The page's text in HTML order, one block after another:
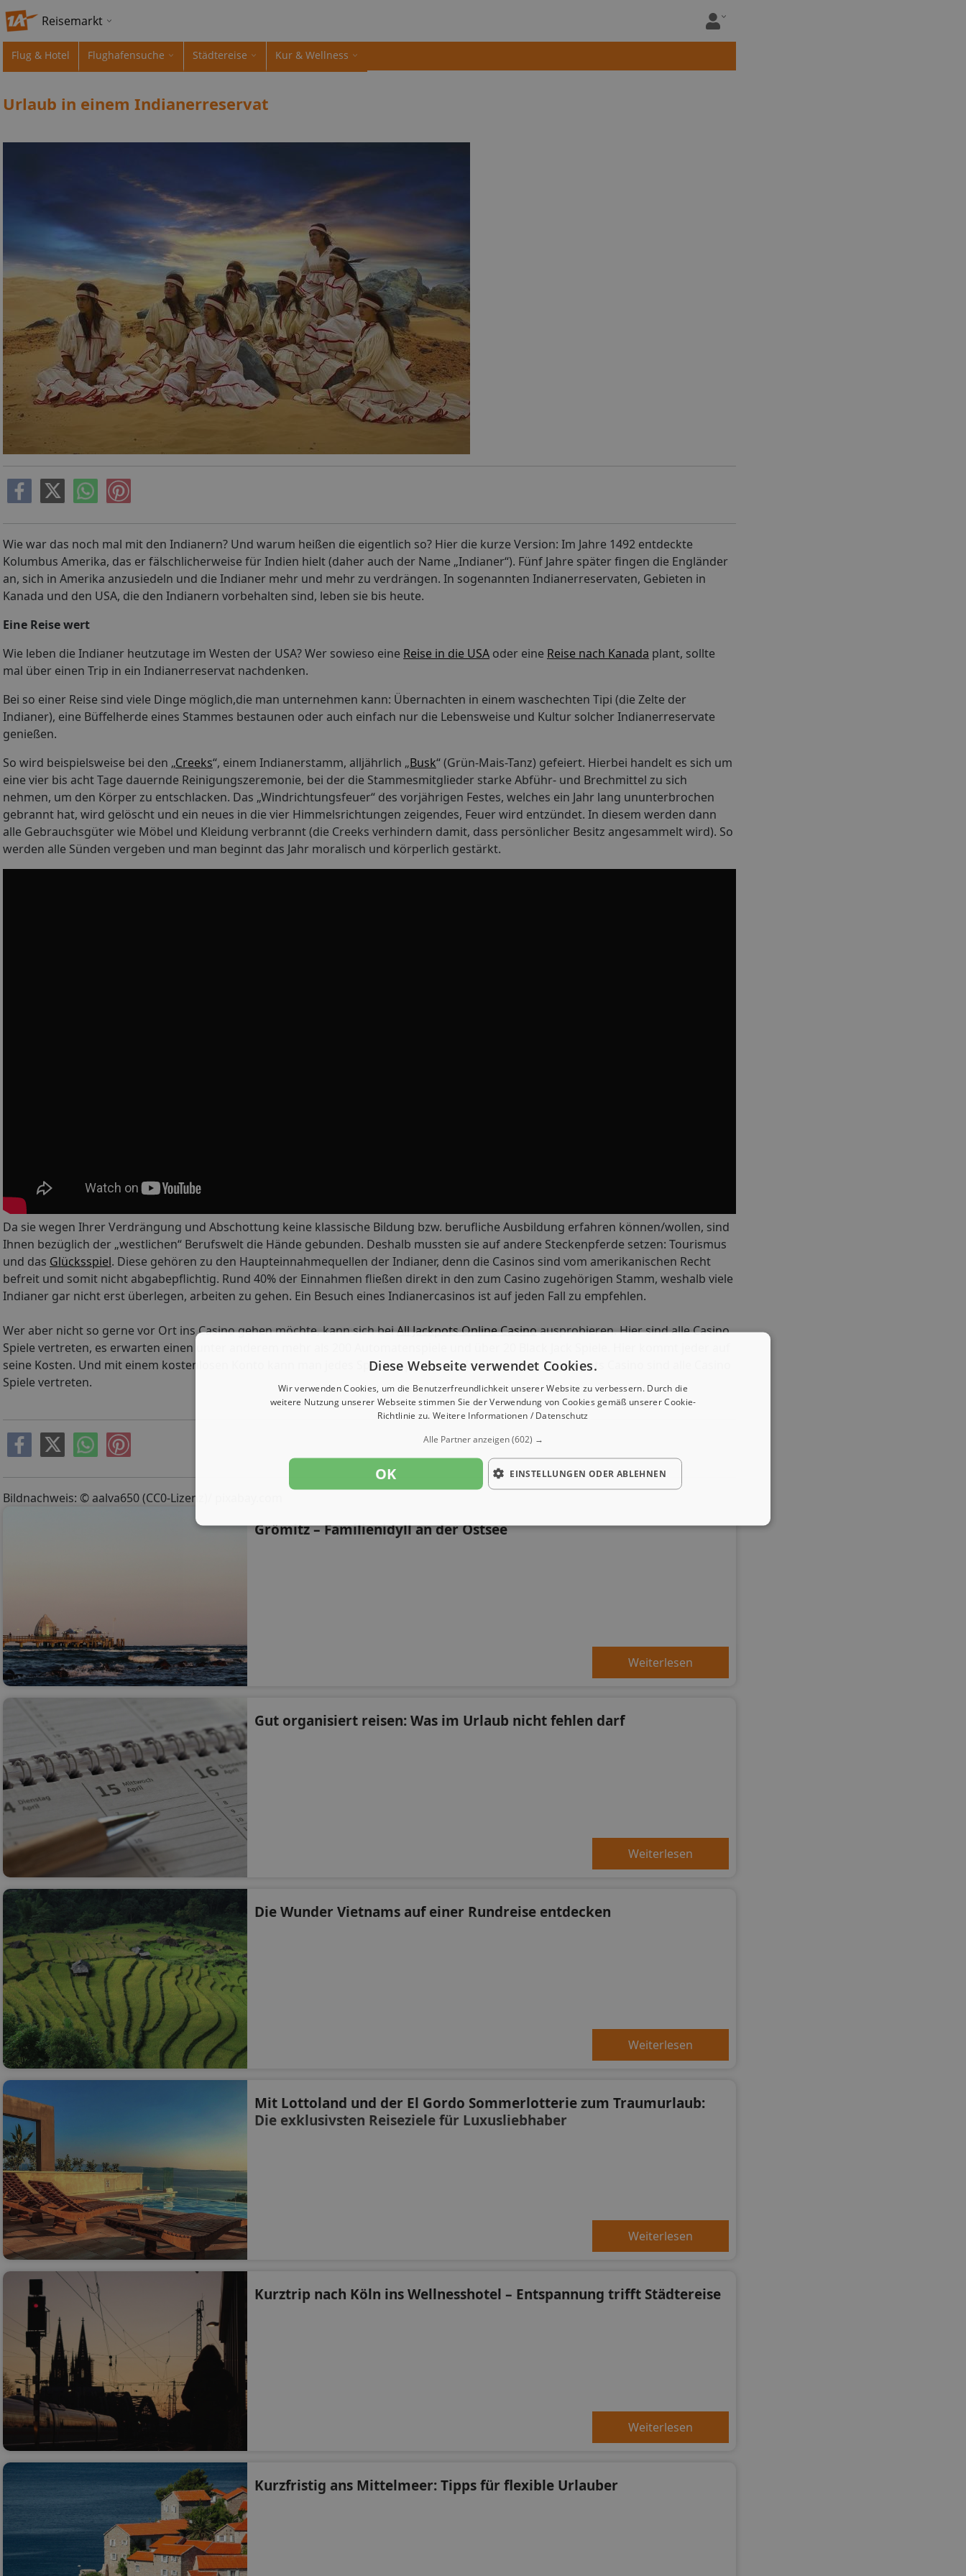
Reisemarkt
Flug & Hotel Flughafensuche Städtereise Kur & Wellness
Urlaub in einem Indianerreservat
Wie war das noch mal mit den Indianern? Und warum heißen die eigentlich so? Hier die kurze Version: Im Jahre 1492 entdeckte
Kolumbus Amerika, das er fälschlicherweise für Indien hielt (daher auch der Name „Indianer“). Fünf Jahre später fingen die Engländer
an, sich in Amerika anzusiedeln und die Indianer mehr und mehr zu verdrängen. In sogenannten Indianerreservaten, Gebieten in
Kanada und den USA, die den Indianern vorbehalten sind, leben sie bis heute.
Eine Reise wert
Wie leben die Indianer heutzutage im Westen der USA? Wer sowieso eine Reise in die USA oder eine Reise nach Kanada plant, sollte
mal über einen Trip in ein Indianerreservat nachdenken.
Bei so einer Reise sind viele Dinge möglich,die man unternehmen kann: Übernachten in einem waschechten Tipi (die Zelte der
Indianer), eine Büffelherde eines Stammes bestaunen oder auch einfach nur die Lebensweise und Kultur solcher Indianerreservate
genießen.
So wird beispielsweise bei den „Creeks“, einem Indianerstamm, alljährlich „Busk“ (Grün-Mais-Tanz) gefeiert. Hierbei handelt es sich um
eine vier bis acht Tage dauernde Reinigungszeremonie, bei der die Stammesmitglieder starke Abführ- und Brechmittel zu sich
nehmen, um den Körper zu entschlacken. Das „Windrichtungsfeuer“ des vorjährigen Festes, welches ein Jahr lang ununterbrochen
gebrannt hat, wird gelöscht und ein neues in die vier Himmelsrichtungen zeigendes, Feuer wird entzündet. In diesem werden dann
alle Gebrauchsgüter wie Möbel und Kleidung verbrannt (die Creeks verhindern damit, dass persönlicher Besitz angesammelt wird). So
werden alle Sünden vergeben und man beginnt das Jahr moralisch und körperlich gestärkt.
Da sie wegen Ihrer Verdrängung und Abschottung keine klassische Bildung bzw. berufliche Ausbildung erfahren können/wollen, sind
Ihnen bezüglich der „westlichen“ Berufswelt die Hände gebunden. Deshalb mussten sie auf andere Steckenpferde setzen: Tourismus
und das Glücksspiel. Diese gehören zu den Haupteinnahmequellen der Indianer, denn die Casinos sind vom amerikanischen Recht
befreit und somit nicht abgabepflichtig. Rund 40% der Einnahmen fließen direkt in den zum Casino zugehörigen Stamm, weshalb viele
Indianer gar nicht erst überlegen, arbeiten zu gehen. Ein Besuch eines Indianercasinos ist auf jeden Fall zu empfehlen.
Wer aber nicht so gerne vor Ort ins Casino gehen möchte, kann sich beiAll Jackpots Online Casinoausprobieren. Hier sind alle Casino
Spiele vertreten, es erwarten einen unter anderem mehr als 200 Automatenspiele und über 20 Black Jack Spiele. Hier kommt jeder auf
seine Kosten. Und mit einem kostenlosen Konto kann man jedes Spiel ausprobieren. Im deutschen All Jackpots Casino sind alle Casino
Spiele vertreten.
Bildnachweis: © aalva650 (CC0-Lizenz)/ pixabay.com
Grömitz – Familienidyll an der Ostsee
Weiterlesen
Gut organisiert reisen: Was im Urlaub nicht fehlen darf
Weiterlesen
Die Wunder Vietnams auf einer Rundreise entdecken
Weiterlesen
Mit Lottoland und der El Gordo Sommerlotterie zum Traumurlaub:
Die exklusivsten Reiseziele für Luxusliebhaber
Weiterlesen
Kurztrip nach Köln ins Wellnesshotel – Entspannung trifft Städtereise
Weiterlesen
Kurzfristig ans Mittelmeer: Tipps für flexible Urlauber
Diese Webseite verwendet Cookies.
Wir verwenden Cookies, um die Benutzerfreundlichkeit unserer Website zu verbessern. Durch die
weitere Nutzung unserer Webseite stimmen Sie der Verwendung von Cookies gemäß unserer Cookie-
Richtlinie zu. Weitere Informationen / Datenschutz
Alle Partner anzeigen(602) →
OK EINSTELLUNGEN ODER ABLEHNEN